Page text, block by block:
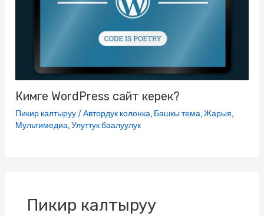
Кимге WordPress сайт керек?
Пикир калтыруу /Автордук колонка, Башкы тема,Жарыя,
Мультимедиа,Улуттук баалуулук
Пикир калтыруу